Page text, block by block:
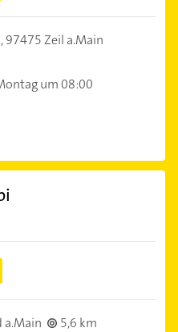
97475 Zeil a.Main
um 08:00
a.Main
5,6 km